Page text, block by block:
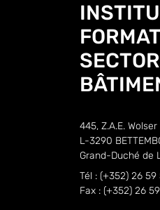
445, Z.A.E. Wolser
L-3290
Grand-Duché de
Tél : (+352) 26 59
Fax : (+352) 26